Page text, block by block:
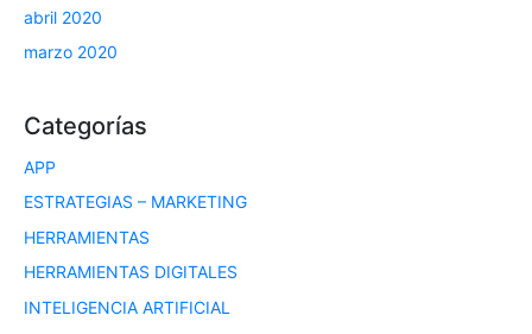
abril 2020
marzo 2020
Categorías
APP
ESTRATEGIAS – MARKETING
HERRAMIENTAS
HERRAMIENTAS DIGITALES
INTELIGENCIA ARTIFICIAL